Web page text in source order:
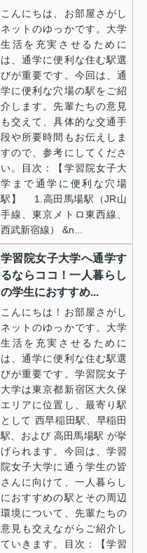
こんにちは、お部屋さがし
ネットのゆっかです。大学
生活を充実させるために
は、通学に便利な住む駅選
びが重要です。今回は、通
学に便利な穴場の駅をご紹
介します。先輩たちの意見
も交えて、具体的な交通手
段や所要時間もお伝えしま
すので、参考にしてくださ
い。目次：【学習院女子大
学まで通学に便利な穴場
駅】 1.高田馬場駅（JR山
手線、東京メトロ東西線、
西武新宿線） &n...
学習院女子大学へ通学す
るならココ！一人暮らし
の学生におすすめ...
こんにちは！お部屋さがし
ネットのゆっかです。大学
生活を充実させるために
は、通学に便利な住む駅選
びが重要です。学習院女子
大学は東京都新宿区大久保
エリアに位置し、最寄り駅
として 西早稲田駅、早稲田
駅、および 高田馬場駅 が挙
げられます。今回は、学習
院女子大学に通う学生の皆
さんに向けて、一人暮らし
におすすめの駅とその周辺
環境について、先輩たちの
意見も交えながらご紹介し
ていきます。目次：【学習